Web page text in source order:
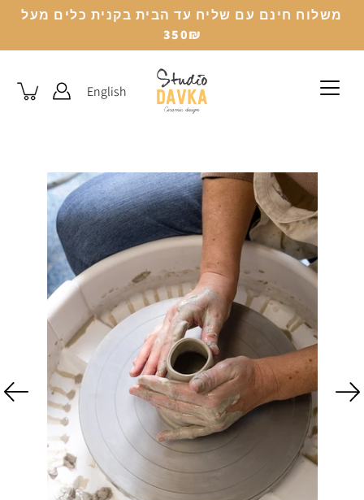
משלוח חינם עם שליח עד הבית בקנית כלים מעל
350₪
English